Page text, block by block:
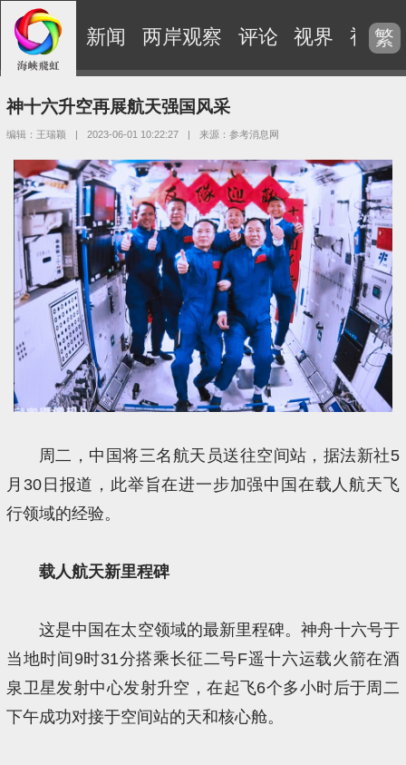
新闻 两岸观察 评论 视界 视频
繁
神十六升空再展航天强国风采
编辑：王瑞颖 | 2023-06-01 10:22:27 | 来源：参考消息网
周二，中国将三名航天员送往空间站，据法新社5
月30日报道，此举旨在进一步加强中国在载人航天飞
行领域的经验。
载人航天新里程碑
这是中国在太空领域的最新里程碑。神舟十六号于
当地时间9时31分搭乘长征二号F遥十六运载火箭在酒
泉卫星发射中心发射升空，在起飞6个多小时后于周二
下午成功对接于空间站的天和核心舱。